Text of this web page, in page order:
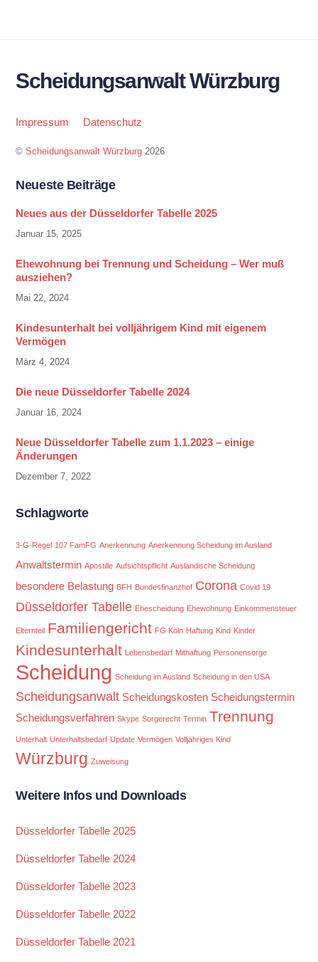
Back
Scheidungsanwalt Würzburg
Impressum Datenschutz
©Scheidungsanwalt Würzburg 2026
Neueste Beiträge
Neues aus der Düsseldorfer Tabelle 2025
Januar 15, 2025
Ehewohnung bei Trennung und Scheidung – Wer muß
ausziehen?
Mai 22, 2024
Kindesunterhalt bei volljährigem Kind mit eigenem
Vermögen
März 4, 2024
Die neue Düsseldorfer Tabelle 2024
Januar 16, 2024
Neue Düsseldorfer Tabelle zum 1.1.2023 – einige
Änderungen
Dezember 7, 2022
Schlagworte
3-G-Regel 107 FamFG Anerkennung Anerkennung Scheidung im Ausland
Anwaltstermin Apostille Aufsichtspflicht Ausländische Scheidung
besondere Belastung BFH Bundesfinanzhof Corona Covid 19
Düsseldorfer Tabelle Ehescheidung Ehewohnung Einkommensteuer
Elternteil Familiengericht FG Köln Haftung Kind Kinder
Kindesunterhalt Lebensbedarf Mithaftung Personensorge
Scheidung Scheidung im Ausland Scheidung in den USA
Scheidungsanwalt Scheidungskosten Scheidungstermin
Scheidungsverfahren Skype Sorgerecht Termin Trennung
Unterhalt Unterhaltsbedarf Update Vermögen Volljähriges Kind
Würzburg Zuweisung
Weitere Infos und Downloads
Düsseldorfer Tabelle 2025
Düsseldorfer Tabelle 2024
Düsseldorfer Tabelle 2023
Düsseldorfer Tabelle 2022
Düsseldorfer Tabelle 2021